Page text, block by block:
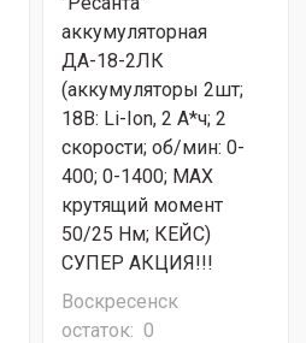
аккумуляторная
ДА-18-2ЛК
(аккумуляторы 2шт;
18В: Li-Ion, 2 А*ч; 2
скорости; об/мин: 0-
400; 0-1400; МАХ
крутящий момент
50/25 Нм; КЕЙС)
СУПЕР АКЦИЯ!!!
Воскресенск
остаток: 0